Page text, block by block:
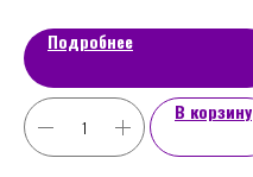
Подробнее
В корзину